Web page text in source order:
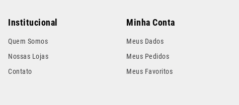
Institucional
Quem Somos
Nossas Lojas
Contato
Minha Conta
Meus Dados
Meus Pedidos
Meus Favoritos